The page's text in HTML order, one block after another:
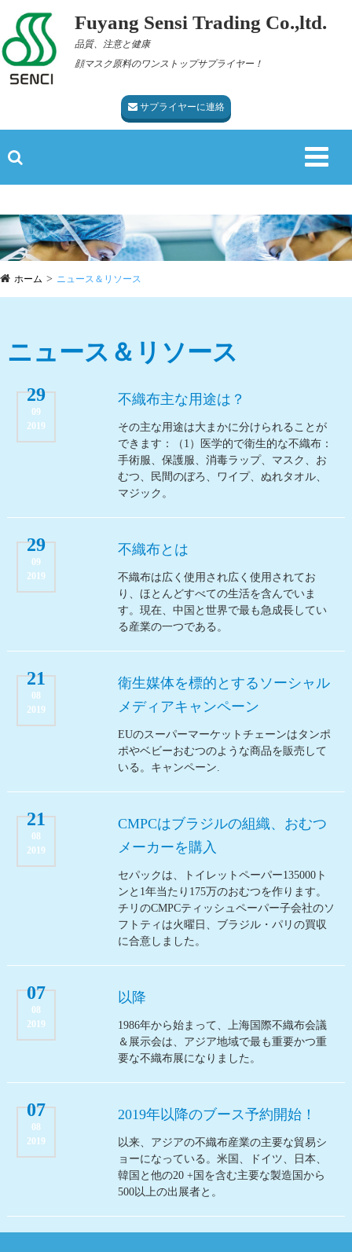
Fuyang Sensi Trading Co.,ltd.
品質、注意と健康
顔マスク原料のワンストップサプライヤー！
サプライヤーに連絡
ホーム ニュース＆リソース
ニュース＆リソース
29
09
2019
不織布主な用途は？
その主な用途は大まかに分けられることが
できます：（1）医学的で衛生的な不織布：
手術服、保護服、消毒ラップ、マスク、お
むつ、民間のぼろ、ワイプ、ぬれタオル、
マジック。
29
09
2019
不織布とは
不織布は広く使用され広く使用されてお
り、ほとんどすべての生活を含んでいま
す。現在、中国と世界で最も急成長してい
る産業の一つである。
21
08
2019
衛生媒体を標的とするソーシャル
メディアキャンペーン
EUのスーパーマーケットチェーンはタンポ
ポやベビーおむつのような商品を販売して
いる。キャンペーン.
21
08
2019
CMPCはブラジルの組織、おむつ
メーカーを購入
セパックは、トイレットペーパー135000ト
ンと1年当たり175万のおむつを作ります。
チリのCMPCティッシュペーパー子会社のソ
フトティは火曜日、ブラジル・パリの買収
に合意しました。
07
08
2019
以降
1986年から始まって、上海国際不織布会議
＆展示会は、アジア地域で最も重要かつ重
要な不織布展になりました。
07
08
2019
2019年以降のブース予約開始！
以来、アジアの不織布産業の主要な貿易シ
ョーになっている。米国、ドイツ、日本、
韓国と他の20 +国を含む主要な製造国から
500以上の出展者と。